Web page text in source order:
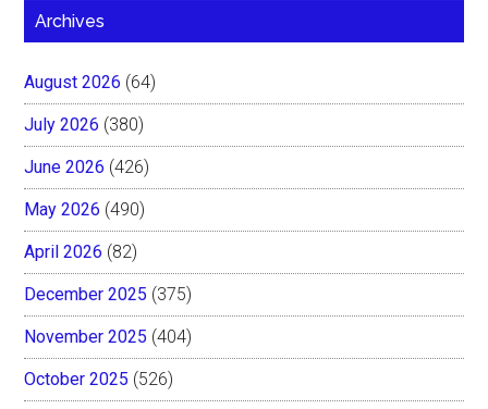
Archives
August 2026 (64)
July 2026 (380)
June 2026 (426)
May 2026 (490)
April 2026 (82)
December 2025 (375)
November 2025 (404)
October 2025 (526)